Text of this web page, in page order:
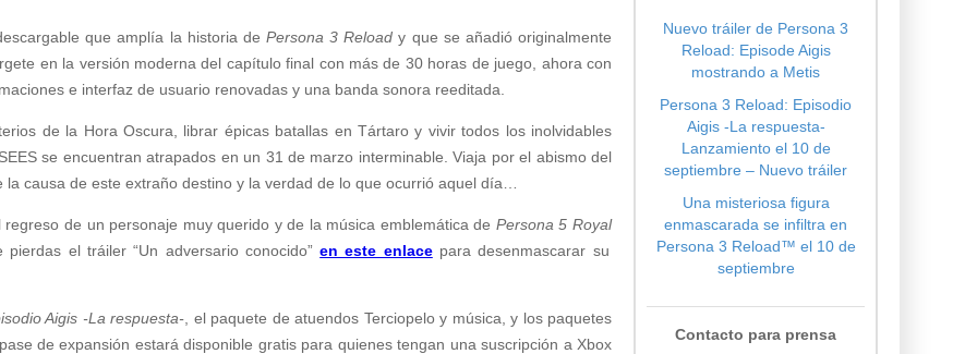
que amplía la historia dePersona 3 Reload y que se añadió originalmente
en la versión moderna del capítulo final con más de 30 horas de juego, ahora con
e interfaz de usuario renovadas y una banda sonora reeditada.
de la Hora Oscura, librar épicas batallas en Tártaro y vivir todos los inolvidables
se encuentran atrapados en un 31 de marzo interminable. Viaja por el abismo del
causa de este extraño destino y la verdad de lo que ocurrió aquel día…
de un personaje muy querido y de la música emblemática de Persona 5 Royal
el tráiler “Un adversario conocido”en este enlace para desenmascarar su
Aigis -La respuesta- , el paquete de atuendos Terciopelo y música, y los paquetes
de expansión estará disponible gratis para quienes tengan una suscripción a Xbox
Nuevo tráiler de Persona 3
Reload: Episode Aigis
mostrando a Metis
Persona 3 Reload: Episodio
Aigis -La respuesta-
Lanzamiento el 10 de
septiembre – Nuevo tráiler
Una misteriosa figura
enmascarada se infiltra en
Persona 3 Reload™️ el 10 de
septiembre
Contacto para prensa